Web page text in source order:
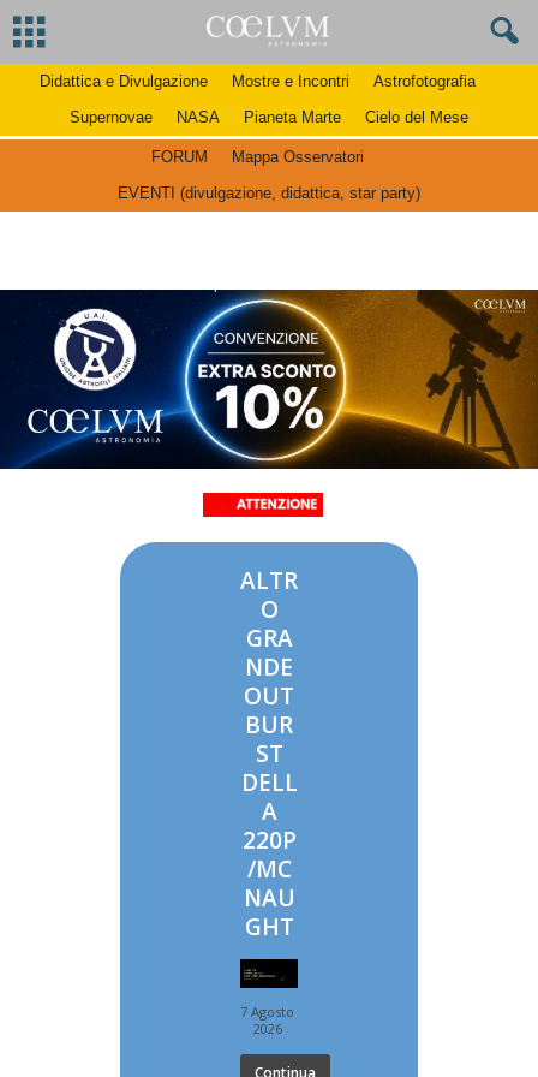
Didattica e Divulgazione Mostre e Incontri
Astrofotografia
Supernovae
NASA Pianeta Marte Cielo del Mese
FORUM
Mappa Osservatori
EVENTI (divulgazione, didattica, star party)
ALTR
O
GRA
NDE
OUT
BUR
ST
DELL
A
220P
/MC
NAU
GHT
7 Agosto
2026
Continua